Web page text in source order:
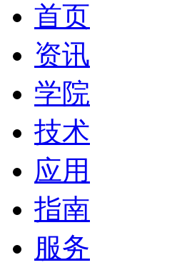
首页
资讯
学院
技术
应用
指南
服务